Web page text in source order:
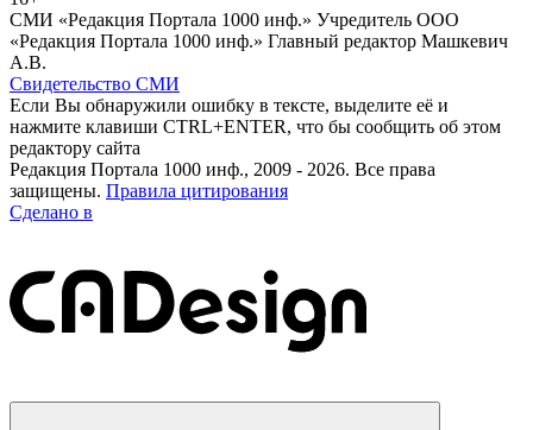
СМИ «Редакция Портала 1000 инф.» Учредитель ООО
«Редакция Портала 1000 инф.» Главный редактор Машкевич
А.В.
Свидетельство СМИ
Если Вы обнаружили ошибку в тексте, выделите её и
нажмите клавиши CTRL+ENTER, что бы сообщить об этом
редактору сайта
Редакция Портала 1000 инф., 2009 - 2026. Все права
защищены. Правила цитирования
Сделано в